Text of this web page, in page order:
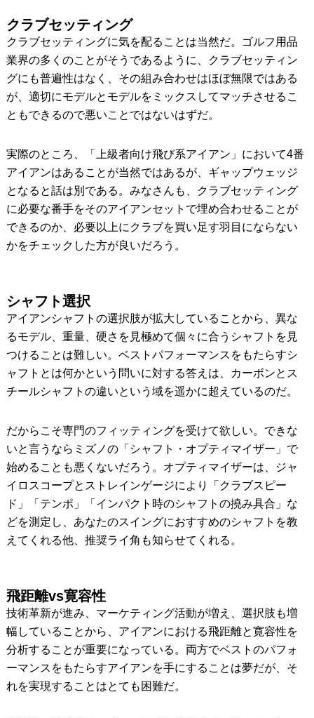
クラブセッティング
クラブセッティングに気を配ることは当然だ。ゴルフ用品
業界の多くのことがそうであるように、クラブセッティン
グにも普遍性はなく、その組み合わせはほぼ無限ではある
が、適切にモデルとモデルをミックスしてマッチさせるこ
ともできるので悪いことではないはずだ。
実際のところ、「上級者向け飛び系アイアン」において4番
アイアンはあることが当然ではあるが、ギャップウェッジ
となると話は別である。みなさんも、クラブセッティング
に必要な番手をそのアイアンセットで埋め合わせることが
できるのか、必要以上にクラブを買い足す羽目にならない
かをチェックした方が良いだろう。
シャフト選択
アイアンシャフトの選択肢が拡大していることから、異な
るモデル、重量、硬さを見極めて個々に合うシャフトを見
つけることは難しい。ベストパフォーマンスをもたらすシ
ャフトとは何かという問いに対する答えは、カーボンとス
チールシャフトの違いという域を遥かに超えているのだ。
だからこそ専門のフィッティングを受けて欲しい。できな
いと言うならミズノの「シャフト・オプティマイザー」で
始めることも悪くないだろう。オプティマイザーは、ジャ
イロスコープとストレインゲージにより「クラブスピー
ド」「テンポ」「インパクト時のシャフトの撓み具合」な
どを測定し、あなたのスイングにおすすめのシャフトを教
えてくれる他、推奨ライ角も知らせてくれる。
飛距離vs寛容性
技術革新が進み、マーケティング活動が増え、選択肢も増
幅していることから、アイアンにおける飛距離と寛容性を
分析することが重要になっている。両方でベストのパフォ
ーマンスをもたらすアイアンを手にすることは夢だが、そ
れを実現することはとても困難だ。